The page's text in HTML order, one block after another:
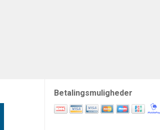
Betalingsmuligheder